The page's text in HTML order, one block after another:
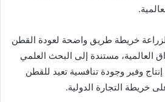
خريطة طريق واضحة لعودة القطن
العالمية، مستندة إلى البحث العلمي
وفير وجودة تنافسية تعيد للقطن
خريطة التجارة الدولية.